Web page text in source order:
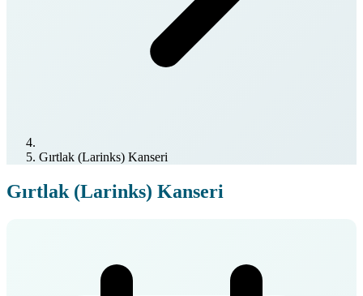
Gırtlak (Larinks) Kanseri
Gırtlak (Larinks) Kanseri